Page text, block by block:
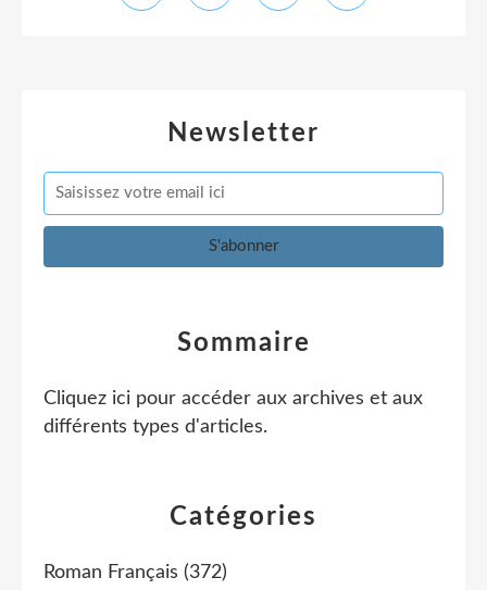
Newsletter
Catégories
Roman Français (372)
Sommaire
Cliquez ici pour accéder aux archives et aux
différents types d'articles.